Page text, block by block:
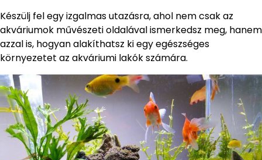
Készülj fel egy izgalmas utazásra, ahol nem csak az
akváriumok művészeti oldalával ismerkedsz meg, hanem
azzal is, hogyan alakíthatsz ki egy egészséges
környezetet az akváriumi lakók számára.